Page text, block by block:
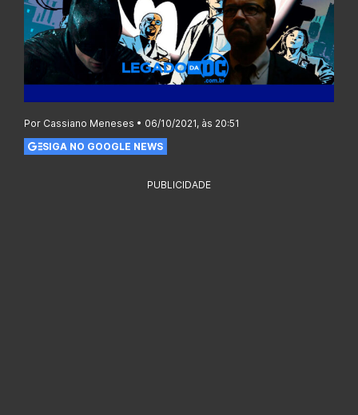
Por Cassiano Meneses • 06/10/2021, às 20:51
SIGA NO GOOGLE NEWS
PUBLICIDADE